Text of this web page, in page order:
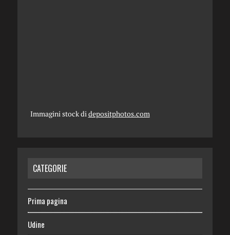
Immagini stock di depositphotos.com
CATEGORIE
Prima pagina
Udine